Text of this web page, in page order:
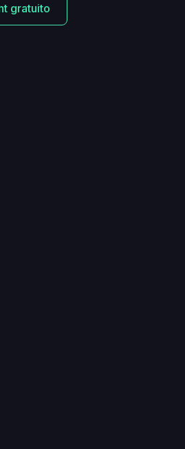
gratuito